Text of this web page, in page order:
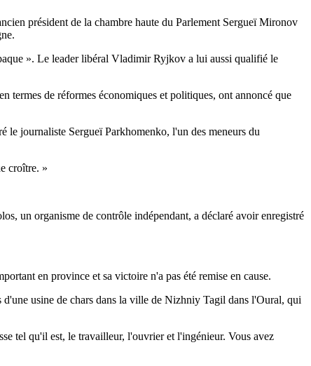
président de la chambre haute du Parlement Sergueï Mironov
». Le leader libéral Vladimir Ryjkov a lui aussi qualifié le
termes de réformes économiques et politiques, ont annoncé que
le journaliste Sergueï Parkhomenko, l'un des meneurs du
croître. »
un organisme de contrôle indépendant, a déclaré avoir enregistré
en province et sa victoire n'a pas été remise en cause.
d'une usine de chars dans la ville de Nizhniy Tagil dans l'Oural, qui
tel qu'il est, le travailleur, l'ouvrier et l'ingénieur. Vous avez